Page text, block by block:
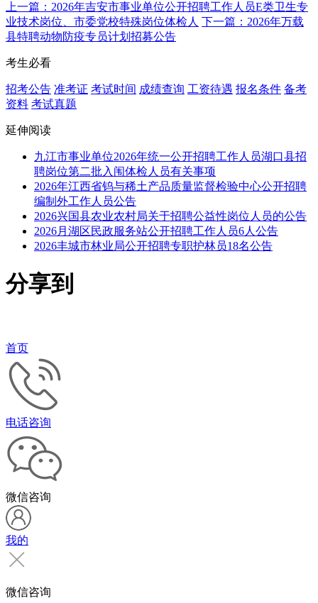
上一篇：2026年吉安市事业单位公开招聘工作人员E类卫生专
业技术岗位、市委党校特殊岗位体检人 下一篇：2026年万载
县特聘动物防疫专员计划招募公告
考生必看
招考公告 准考证 考试时间 成绩查询 工资待遇 报名条件 备考
资料 考试真题
延伸阅读
九江市事业单位2026年统一公开招聘工作人员湖口县招
聘岗位第二批入闱体检人员有关事项
2026年江西省钨与稀土产品质量监督检验中心公开招聘
编制外工作人员公告
2026兴国县农业农村局关于招聘公益性岗位人员的公告
2026月湖区民政服务站公开招聘工作人员6人公告
2026丰城市林业局公开招聘专职护林员18名公告
分享到
首页
电话咨询
微信咨询
我的
微信咨询